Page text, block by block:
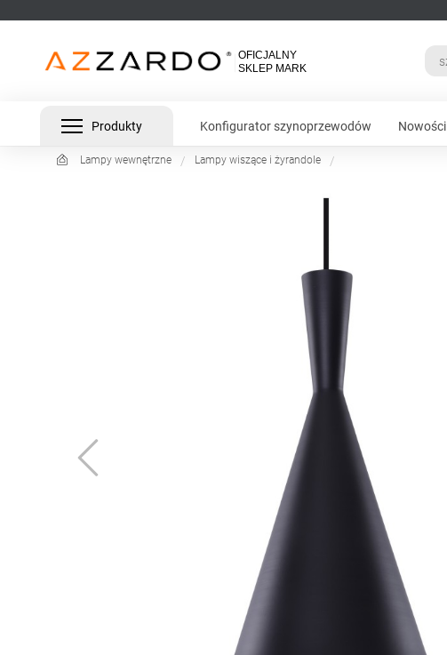
Produkty Konfigurator szynoprzewodów Nowości
Lampy wewnętrzne Lampy wiszące i żyrandole